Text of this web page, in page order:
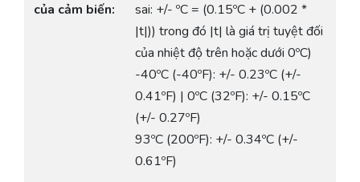
của cảm biến:
sai: +/- ºC = (0.15ºC + (0.002 *
|t|)) trong đó |t| là giá trị tuyệt đối
của nhiệt độ trên hoặc dưới 0ºC)
-40ºC (-40ºF): +/- 0.23ºC (+/-
0.41ºF) | 0ºC (32ºF): +/- 0.15ºC
(+/- 0.27ºF)
93ºC (200ºF): +/- 0.34ºC (+/-
0.61ºF)